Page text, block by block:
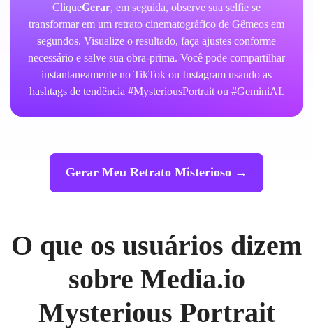
CliqueGerar, em seguida, observe sua selfie se
transformar em um retrato cinematográfico de Gêmeos em
segundos. Visualize o resultado, faça ajustes conforme
necessário e salve sua obra-prima. Você pode compartilhar
instantaneamente no TikTok ou Instagram usando as
hashtags de tendência #MysteriousPortrait ou #GeminiAI.
Gerar Meu Retrato Misterioso →
O que os usuários dizem
sobre Media.io
Mysterious Portrait